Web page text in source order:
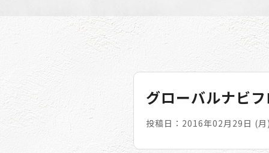
グローバルナビ
投稿日：2016年02月29日 (